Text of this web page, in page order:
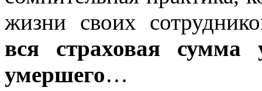
жизни своих
вся страховая сумма
умершего…